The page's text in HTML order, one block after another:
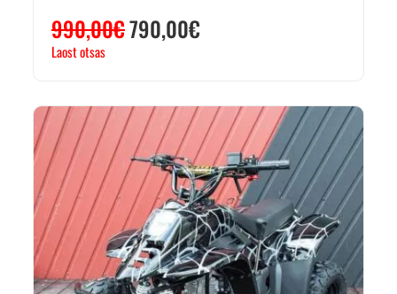
990,00€790,00€
Laost otsas